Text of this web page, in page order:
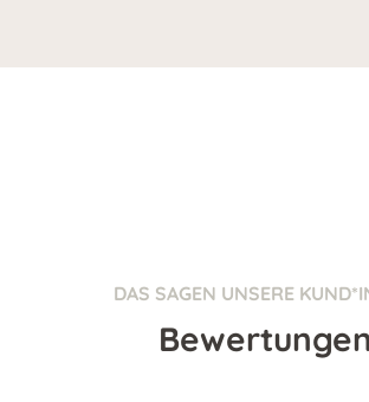
DAS SAGEN UNSERE
Bewertungen